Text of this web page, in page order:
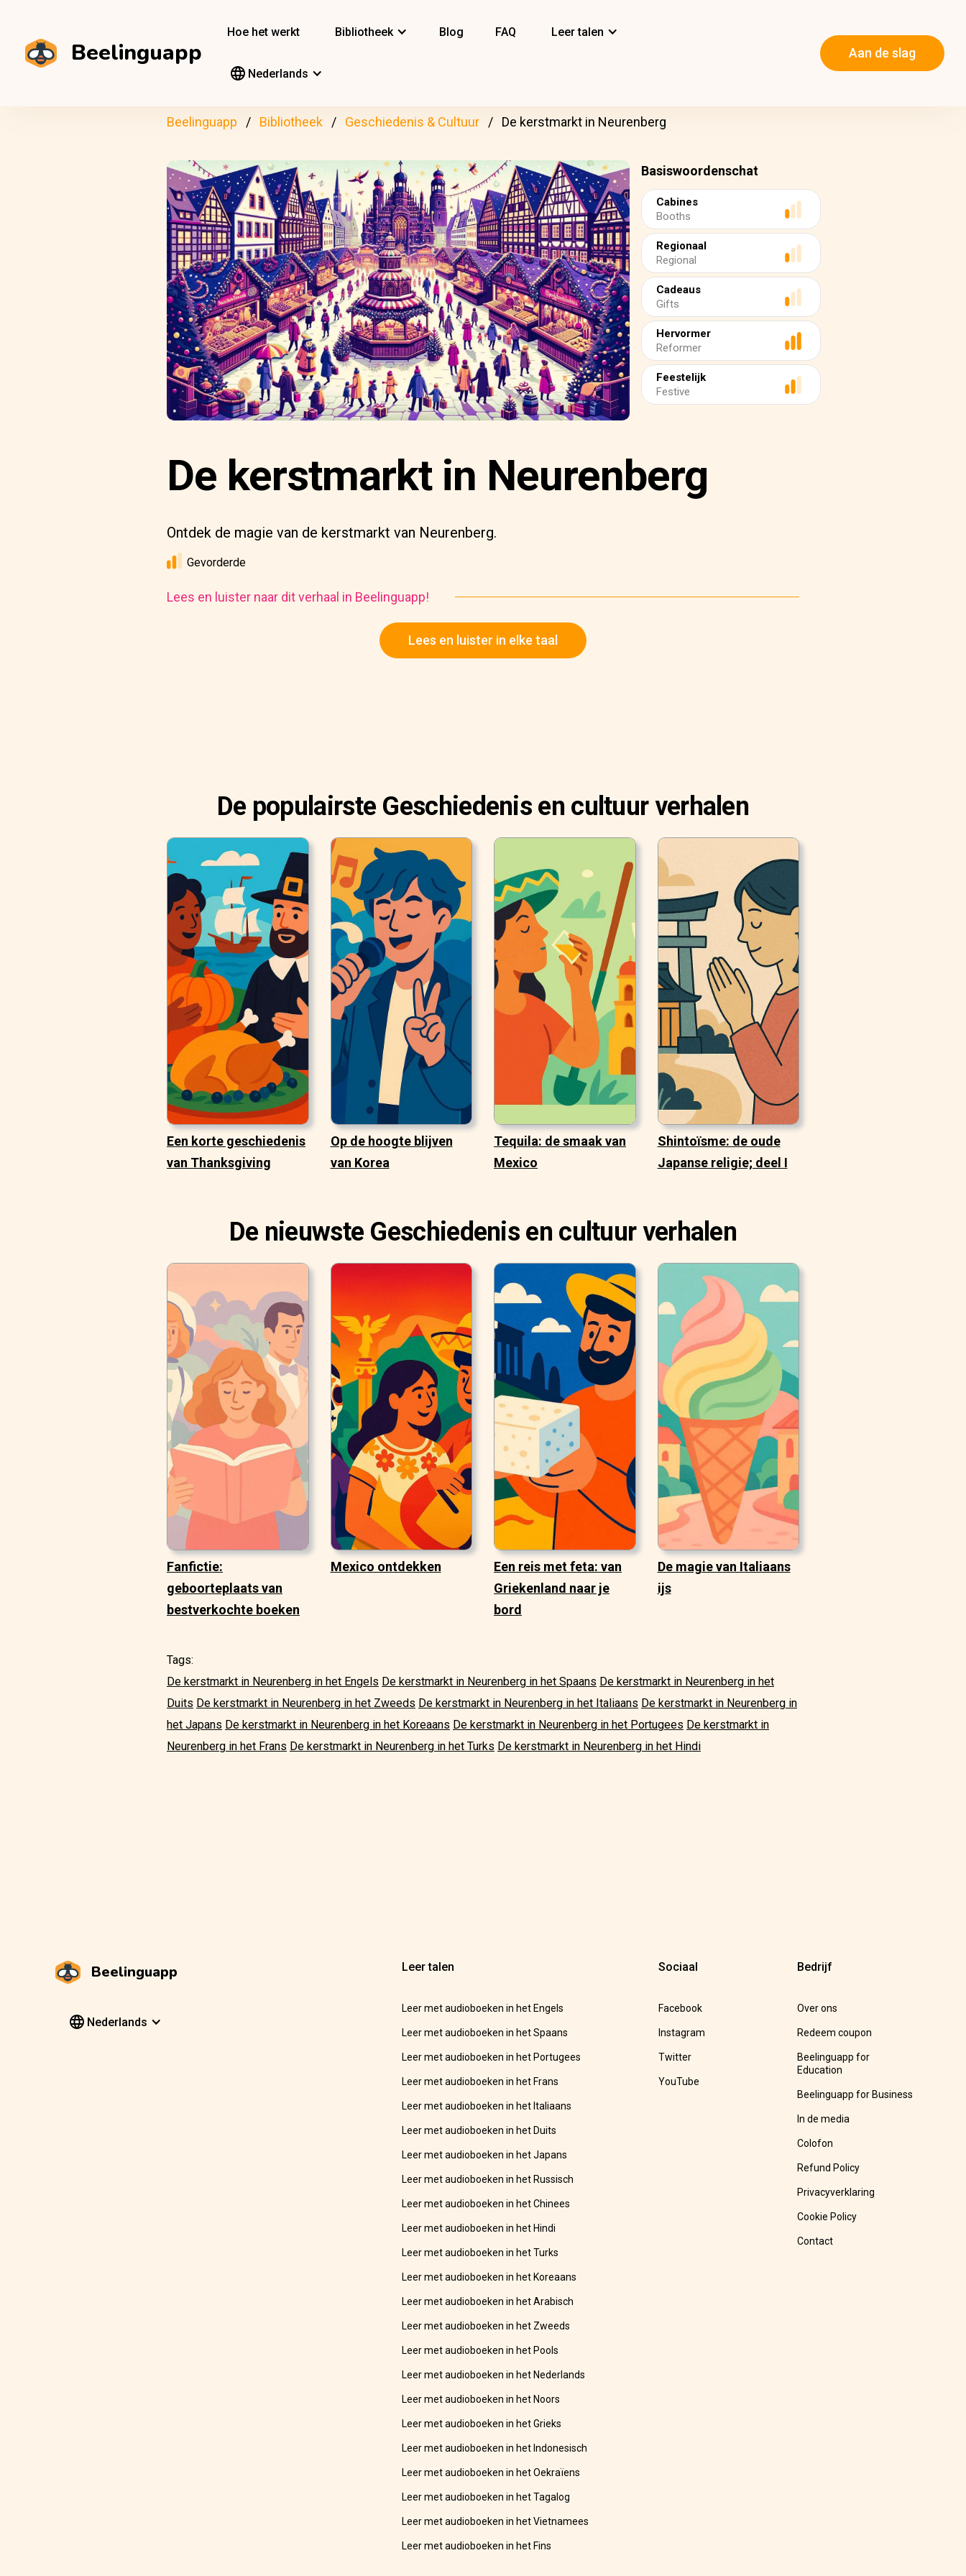
Beelinguapp
Hoe het werkt Bibliotheek Blog FAQ Leer talen
Nederlands
Aan de slag
Beelinguapp Bibliotheek Geschiedenis & Cultuur De kerstmarkt in Neurenberg
Basiswoordenschat
Cabines
Booths
Regionaal
Regional
Cadeaus
Gifts
Hervormer
Reformer
Feestelijk
Festive
De kerstmarkt in Neurenberg
Ontdek de magie van de kerstmarkt van Neurenberg.
Gevorderde
Lees en luister naar dit verhaal in Beelinguapp!
Lees en luister in elke taal
De populairste Geschiedenis en cultuur verhalen
Een korte geschiedenis
van Thanksgiving
Op de hoogte blijven
van Korea
Tequila: de smaak van
Mexico
Shintoïsme: de oude
Japanse religie; deel I
De nieuwste Geschiedenis en cultuur verhalen
Fanfictie:
geboorteplaats van
bestverkochte boeken
Mexico ontdekken
Een reis met feta: van
Griekenland naar je
bord
De magie van Italiaans
ijs
Tags:
De kerstmarkt in Neurenberg in het Engels De kerstmarkt in Neurenberg in het Spaans De kerstmarkt in Neurenberg in het
Duits De kerstmarkt in Neurenberg in het Zweeds De kerstmarkt in Neurenberg in het Italiaans De kerstmarkt in Neurenberg in
het Japans De kerstmarkt in Neurenberg in het Koreaans De kerstmarkt in Neurenberg in het Portugees De kerstmarkt in
Neurenberg in het Frans De kerstmarkt in Neurenberg in het Turks De kerstmarkt in Neurenberg in het Hindi
Beelinguapp
Nederlands
Leer talen
Leer met audioboeken in het Engels
Leer met audioboeken in het Spaans
Leer met audioboeken in het Portugees
Leer met audioboeken in het Frans
Leer met audioboeken in het Italiaans
Leer met audioboeken in het Duits
Leer met audioboeken in het Japans
Leer met audioboeken in het Russisch
Leer met audioboeken in het Chinees
Leer met audioboeken in het Hindi
Leer met audioboeken in het Turks
Leer met audioboeken in het Koreaans
Leer met audioboeken in het Arabisch
Leer met audioboeken in het Zweeds
Leer met audioboeken in het Pools
Leer met audioboeken in het Nederlands
Leer met audioboeken in het Noors
Leer met audioboeken in het Grieks
Leer met audioboeken in het Indonesisch
Leer met audioboeken in het Oekraïens
Leer met audioboeken in het Tagalog
Leer met audioboeken in het Vietnamees
Leer met audioboeken in het Fins
Sociaal
Facebook
Instagram
Twitter
YouTube
Bedrijf
Over ons
Redeem coupon
Beelinguapp for
Education
Beelinguapp for Business
In de media
Colofon
Refund Policy
Privacyverklaring
Cookie Policy
Contact